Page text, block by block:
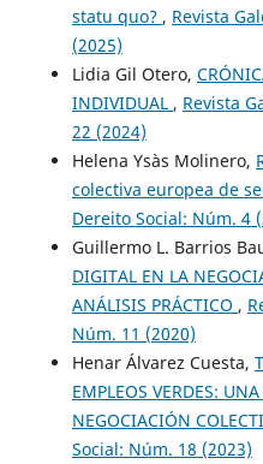
statu quo? , Revista
(2025)
Lidia Gil Otero,
INDIVIDUAL , Revista
22 (2024)
Helena Ysàs Molinero,
colectiva europea de
Dereito Social: Núm. 4
Guillermo L. Barrios
DIGITAL EN LA
ANÁLISIS PRÁCTICO ,
Núm. 11 (2020)
Henar Álvarez Cuesta,
EMPLEOS VERDES:
NEGOCIACIÓN
Social: Núm. 18 (2023)